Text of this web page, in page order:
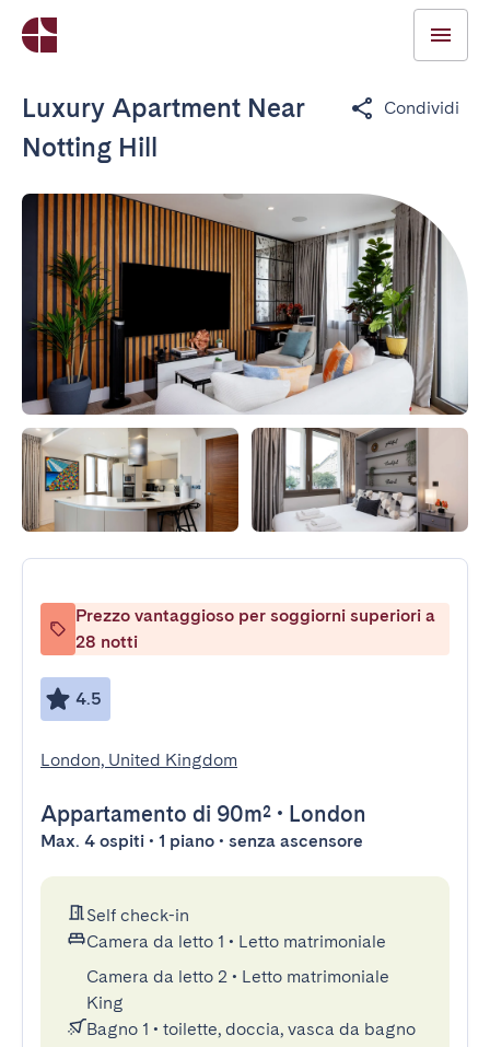
Luxury Apartment Near
Notting Hill
Condividi
Prezzo vantaggioso per soggiorni superiori a
28 notti
4.5
London, United Kingdom
Appartamento di 90m² • London
Max. 4 ospiti • 1 piano • senza ascensore
Self check-in
Camera da letto 1 • Letto matrimoniale
Camera da letto 2 • Letto matrimoniale
King
Bagno 1 • toilette, doccia, vasca da bagno